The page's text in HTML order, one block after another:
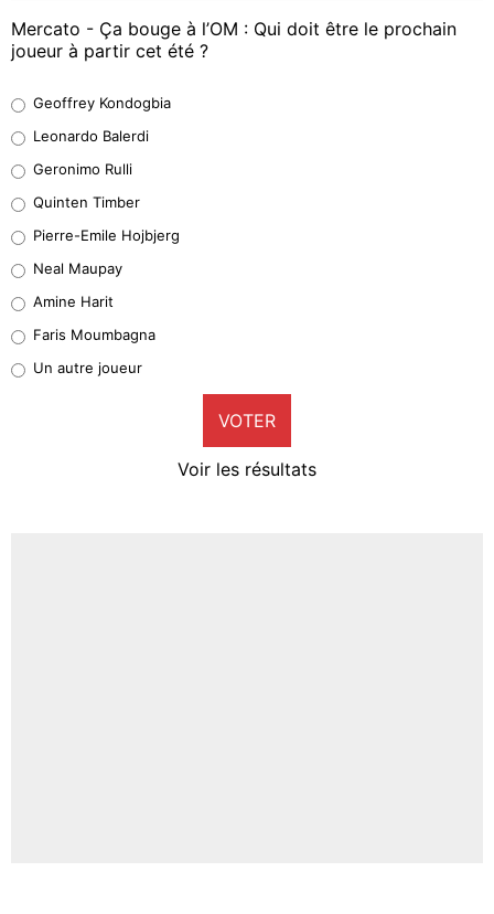
Mercato - Ça bouge à l’OM : Qui doit être le prochain
joueur à partir cet été ?
38%
32%
5%
1%
9%
Geoffrey Kondogbia
Leonardo Balerdi
Geronimo Rulli
Quinten Timber
Pierre-Emile Hojbjerg
Neal Maupay
Amine Harit
Faris Moumbagna
Un autre joueur
VOTER
Voir les résultats